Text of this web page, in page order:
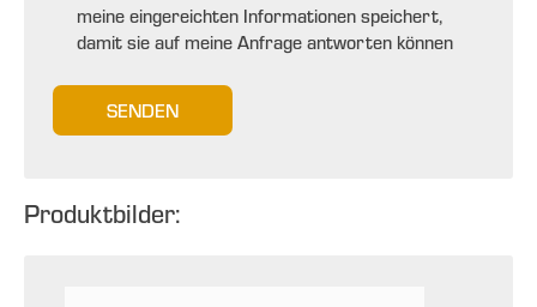
meine eingereichten Informationen speichert,
damit sie auf meine Anfrage antworten können
SENDEN
Produktbilder: